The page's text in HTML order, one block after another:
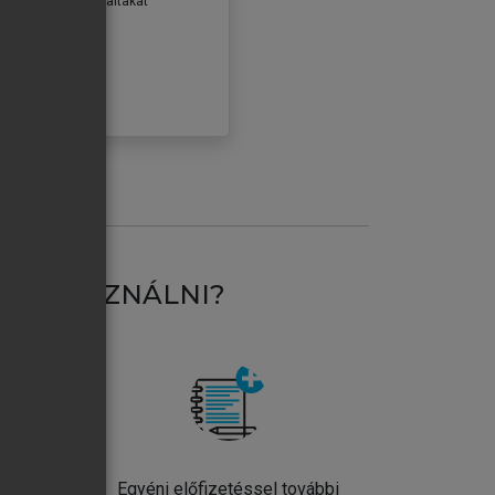
HASZNÁLNI?
Egyéni előfizetéssel további